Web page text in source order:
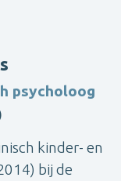
psycholoog
kinder- en
bij de